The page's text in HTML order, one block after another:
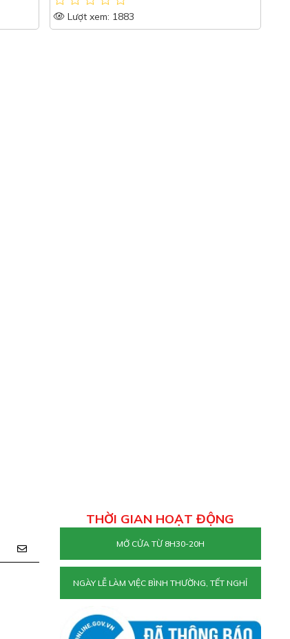
Lượt xem: 1883
THỜI GIAN HOẠT ĐỘNG
MỞ CỬA TỪ 8H30-20H
NGÀY LỄ LÀM VIỆC BÌNH THƯỜNG, TẾT NGHỈ